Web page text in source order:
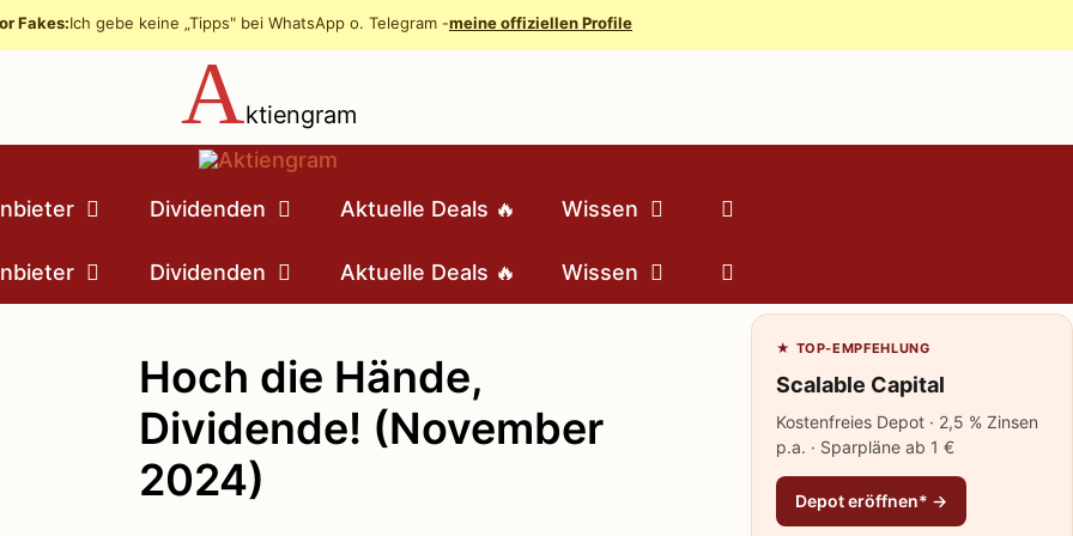
Fakes:Ich gebe keine „Tipps" bei WhatsApp o. Telegram -meine offiziellen Profile
Aktiengram
Dividenden Aktuelle Deals 🔥 Wissen
Dividenden Aktuelle Deals 🔥 Wissen
Hoch die Hände,
Dividende! (November
2024)
★ TOP-EMPFEHLUNG
Scalable Capital
Kostenfreies Depot · 2,5 % Zinsen
p.a. · Sparpläne ab 1 €
Depot eröffnen* →